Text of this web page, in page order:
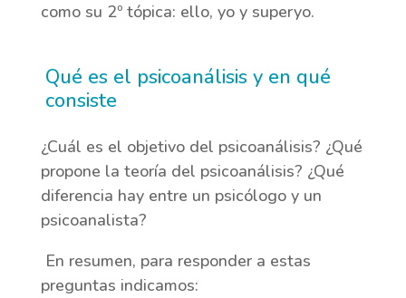
como su 2º tópica: ello, yo y superyo.
Qué es el psicoanálisis y en qué
consiste
¿Cuál es el objetivo del psicoanálisis? ¿Qué
propone la teoría del psicoanálisis? ¿Qué
diferencia hay entre un psicólogo y un
psicoanalista?
En resumen, para responder a estas
preguntas indicamos: